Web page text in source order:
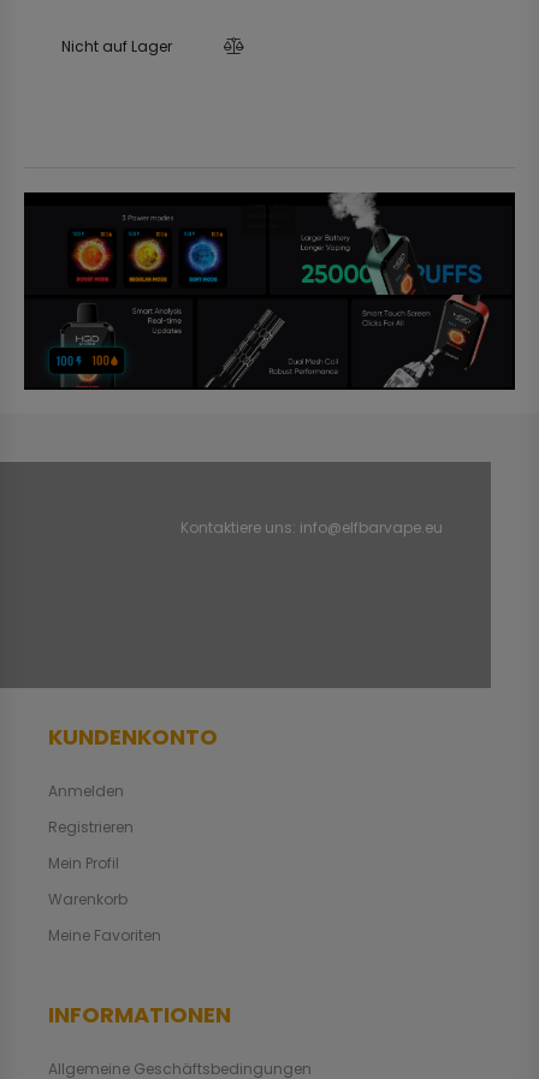
Nicht auf Lager
Kontaktiere uns: info@elfbarvape.eu
KUNDENKONTO
Anmelden
Registrieren
Mein Profil
Warenkorb
Meine Favoriten
INFORMATIONEN
Allgemeine Geschäftsbedingungen